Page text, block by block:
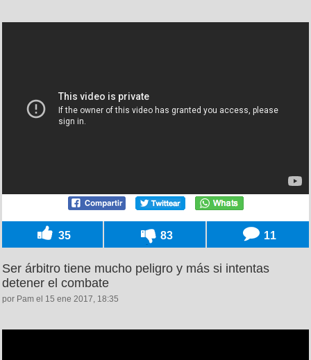
35 83 11
Ser árbitro tiene mucho peligro y más si intentas
detener el combate
por Pam el 15 ene 2017, 18:35